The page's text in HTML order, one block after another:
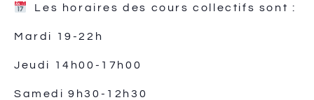
Les horaires des cours collectifs sont :
Mardi 19-22h
Jeudi 14h00-17h00
Samedi 9h30-12h30